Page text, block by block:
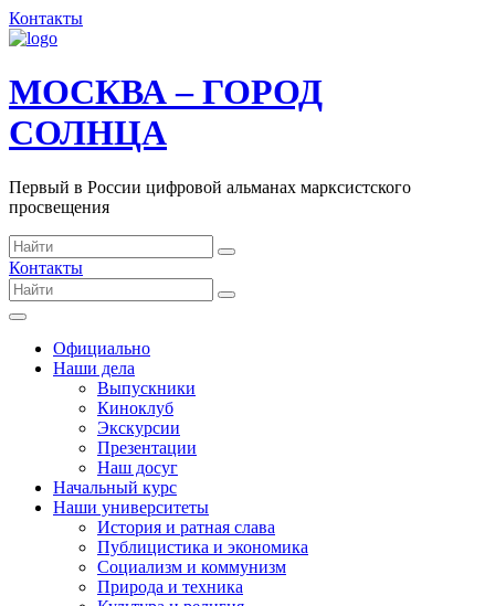
Контакты
МОСКВА – ГОРОД
СОЛНЦА
Первый в России цифровой альманах марксистского
просвещения
Контакты
Официально
Наши дела
Выпускники
Киноклуб
Экскурсии
Презентации
Наш досуг
Начальный курс
Наши университеты
История и ратная слава
Публицистика и экономика
Социализм и коммунизм
Природа и техника